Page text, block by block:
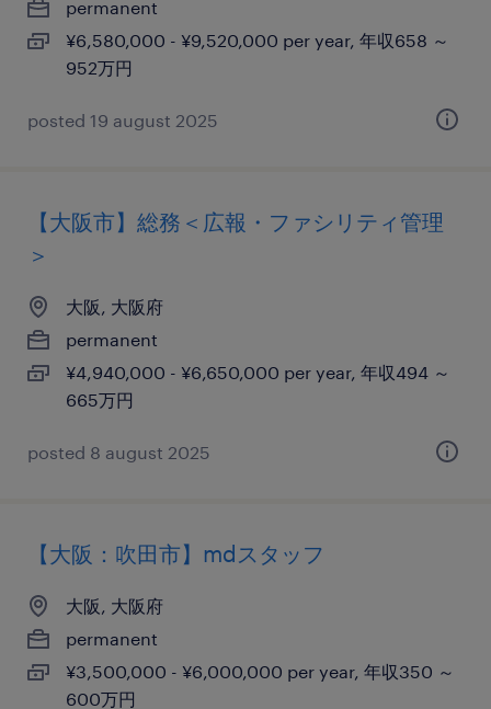
permanent
¥6,580,000 - ¥9,520,000 per year, 年収658 ～
952万円
posted 19 august 2025
【大阪市】総務＜広報・ファシリティ管理
＞
大阪, 大阪府
permanent
¥4,940,000 - ¥6,650,000 per year, 年収494 ～
665万円
posted 8 august 2025
【大阪：吹田市】mdスタッフ
大阪, 大阪府
permanent
¥3,500,000 - ¥6,000,000 per year, 年収350 ～
600万円